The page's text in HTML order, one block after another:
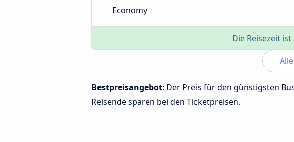
Economy
Die Reisezeit
Bestpreisangebot: Der Preis für den günstigsten
Reisende sparen bei den Ticketpreisen.